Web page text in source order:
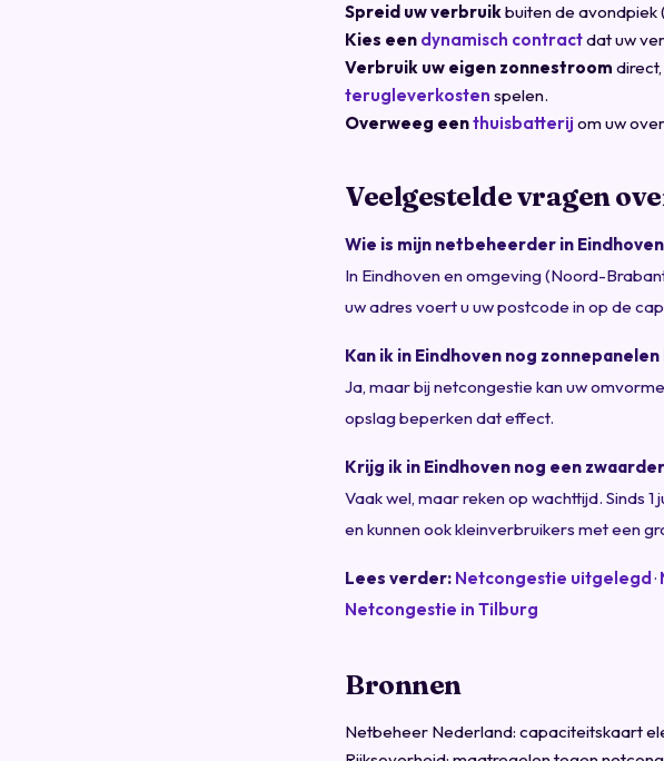
Spreid uw verbruikbuiten de avondpiek
Kies een dynamisch contractdat uw
Verbruik uw eigen zonnestroom
terugleverkosten spelen.
Overweeg eenthuisbatterij om uw
Veelgestelde vragen
Wie is mijn netbeheerder in
In Eindhoven en omgeving (Noord-
uw adres voert u uw postcode in op de
Kan ik in Eindhoven nog
Ja, maar bij netcongestie kan uw
opslag beperken dat effect.
Krijg ik in Eindhoven nog een
Vaak wel, maar reken op wachttijd. Sinds
en kunnen ook kleinverbruikers met een
Lees verder: Netcongestie uitgelegd·
Netcongestie in Tilburg
Bronnen
Netbeheer Nederland: capaciteitskaart